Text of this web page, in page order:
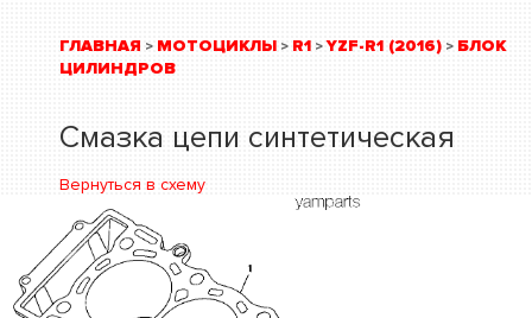
ГЛАВНАЯ > МОТОЦИКЛЫ > R1 >YZF-R1 (2016) > БЛОК
ЦИЛИНДРОВ
Смазка цепи синтетическая
Вернуться в схему